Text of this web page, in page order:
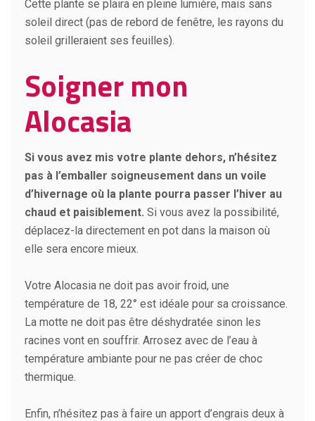
Cette plante se plaira en pleine lumière, mais sans
soleil direct (pas de rebord de fenêtre, les rayons du
soleil grilleraient ses feuilles).
Soigner mon
Alocasia
Si vous avez mis votre plante dehors, n’hésitez
pas à l’emballer soigneusement dans un voile
d’hivernage où la plante pourra passer l’hiver au
chaud et paisiblement. Si vous avez la possibilité,
déplacez-la directement en pot dans la maison où
elle sera encore mieux.
Votre Alocasia ne doit pas avoir froid, une
température de 18, 22° est idéale pour sa croissance.
La motte ne doit pas être déshydratée sinon les
racines vont en souffrir. Arrosez avec de l’eau à
température ambiante pour ne pas créer de choc
thermique.
Enfin, n’hésitez pas à faire un apport d’engrais deux à